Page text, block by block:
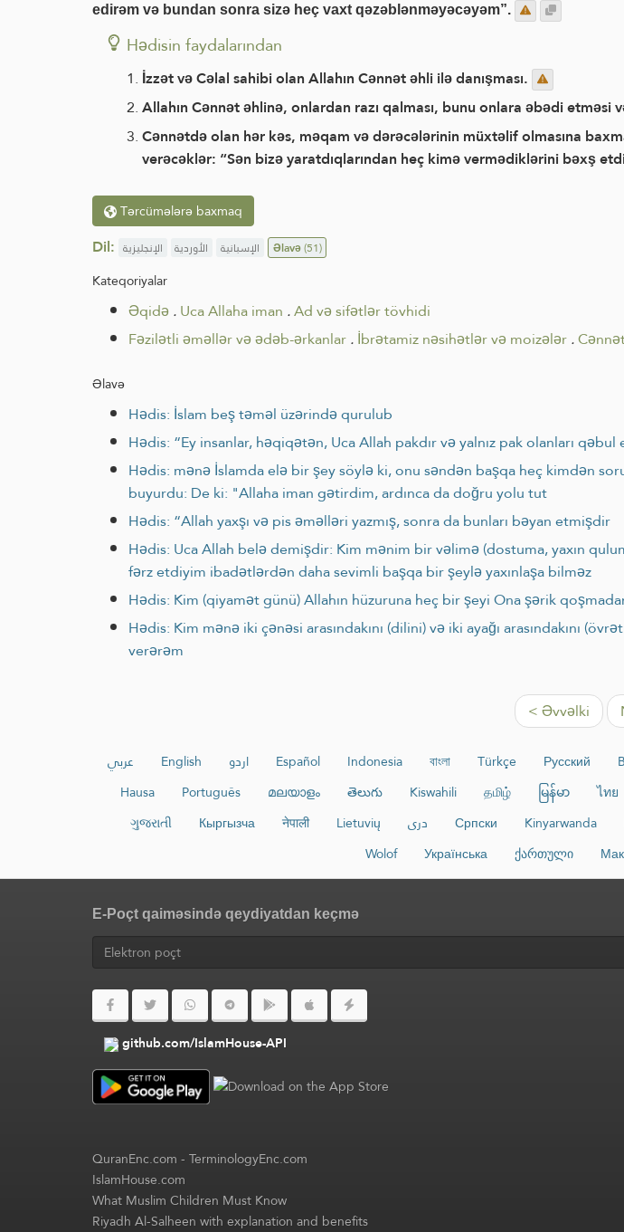
edirəm və bundan sonra sizə heç vaxt qəzəblənməyəcəyəm”.
Hədisin faydalarından
İzzət və Cəlal sahibi olan Allahın Cənnət əhli ilə danışması.
Allahın Cənnət əhlinə, onlardan razı qalması, bunu onlara əbədi
Cənnətdə olan hər kəs, məqam və dərəcələrinin müxtəlif olmasına
verəcəklər: “Sən bizə yaratdıqlarından heç kimə vermədiklərini bəxş
Tərcümələrə baxmaq
Dil: الإنجليزية الأوردية الإسبانية Əlavə(51)
Kateqoriyalar
Əqidə.Uca Allaha iman .Ad və sifətlər tövhidi
Fəzilətli əməllər və ədəb-ərkanlar.İbrətamiz nəsihətlər və moizələr.
Əlavə
Hədis: İslam beş təməl üzərində qurulub
Hədis: “Ey insanlar, həqiqətən, Uca Allah pakdır və yalnız pak olanları
Hədis: mənə İslamda elə bir şey söylə ki, onu səndən başqa heç kimdən
buyurdu: De ki: "Allaha iman gətirdim, ardınca da doğru yolu tut
Hədis: “Allah yaxşı və pis əməlləri yazmış, sonra da bunları bəyan etmişdir
Hədis: Uca Allah belə demişdir: Kim mənim bir vəlimə (dostuma, yaxın
fərz etdiyim ibadətlərdən daha sevimli başqa bir şeylə yaxınlaşa bilməz
Hədis: Kim (qiyamət günü) Allahın hüzuruna heç bir şeyi Ona şərik
Hədis: Kim mənə iki çənəsi arasındakını (dilini) və iki ayağı arasındakını
verərəm
< Əvvəlki
عربي English اردو Español Indonesia বাংলা Türkçe Русский
Hausa
Português മലയാളം తెలుగు Kiswahili தமிழ் မြန်မာ ไทย
ગુજરાતી
Кыргызча नेपाली Lietuvių دری Српски Kinyarwanda
Wolof
Українська ქართული
E-Poçt qaiməsində qeydiyatdan keçmə
github.com/IslamHouse-API
QuranEnc.com-TerminologyEnc.com
IslamHouse.com
What Muslim Children Must Know
Riyadh Al-Salheen with explanation and benefits